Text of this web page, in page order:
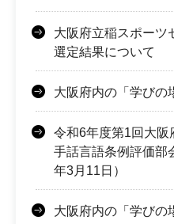
大阪府立稲スポーツ
選定結果について
大阪府内の「学びの
令和6年度第1回大阪
手話言語条例評価部
年3月11日）
大阪府内の「学びの